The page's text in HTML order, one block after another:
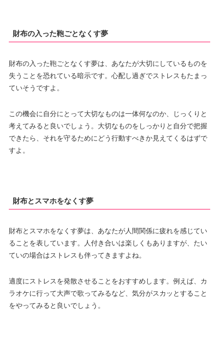
財布の入った鞄ごとなくす夢
財布の入った鞄ごとなくす夢は、あなたが大切にしているものを
失うことを恐れている暗示です。心配し過ぎでストレスもたまっ
ていそうですよ。
この機会に自分にとって大切なものは一体何なのか、じっくりと
考えてみると良いでしょう。大切なものをしっかりと自分で把握
できたら、それを守るためにどう行動すべきか見えてくるはずで
すよ。
財布とスマホをなくす夢
財布とスマホをなくす夢は、あなたが人間関係に疲れを感じてい
ることを表しています。人付き合いは楽しくもありますが、たい
ていの場合はストレスも伴ってきますよね。
適度にストレスを発散させることをおすすめします。例えば、カ
ラオケに行って大声で歌ってみるなど、気分がスカッとすること
をやってみると良いでしょう。